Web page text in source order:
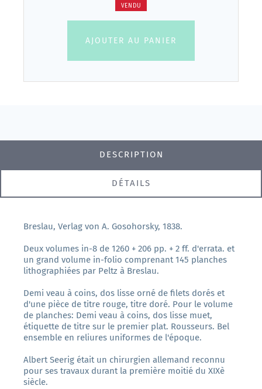
VENDU
AJOUTER AU PANIER
DESCRIPTION
DÉTAILS
Breslau, Verlag von A. Gosohorsky, 1838.
Deux volumes in-8 de 1260 + 206 pp. + 2 ff. d'errata. et
un grand volume in-folio comprenant 145 planches
lithographiées par Peltz à Breslau.
Demi veau à coins, dos lisse orné de filets dorés et
d'une pièce de titre rouge, titre doré. Pour le volume
de planches: Demi veau à coins, dos lisse muet,
étiquette de titre sur le premier plat. Rousseurs. Bel
ensemble en reliures uniformes de l'époque.
Albert Seerig était un chirurgien allemand reconnu
pour ses travaux durant la première moitié du XIXè
siècle.